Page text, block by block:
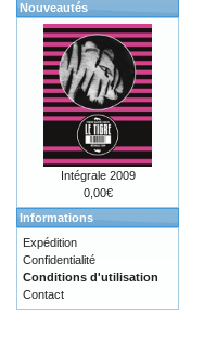
Nouveautés
Intégrale 2009
0,00€
Informations
Expédition
Confidentialité
Conditions d'utilisation
Contact